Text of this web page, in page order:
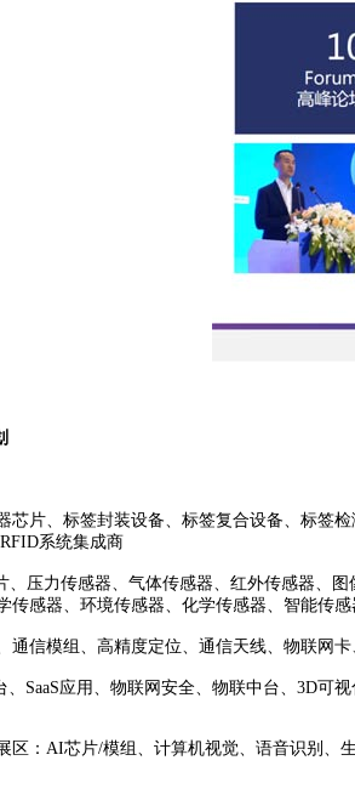
、标签封装设备、标签复合设备、标签检
系统集成商
力传感器、气体传感器、红外传感器、图
传感器、环境传感器、化学传感器、智能传
信模组、高精度定位、通信天线、物联网卡
应用、物联网安全、物联中台、3D可
AI芯片/模组、计算机视觉、语音识别、